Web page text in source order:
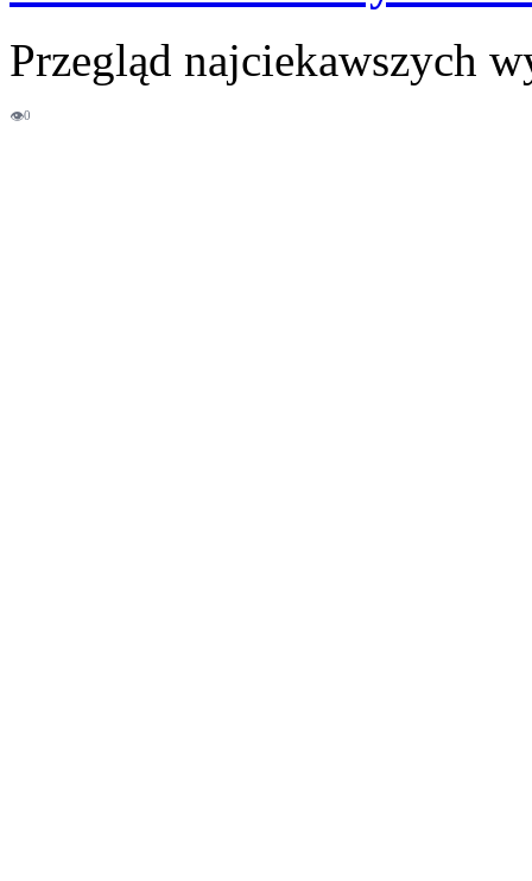
Przegląd najciekawszych
👁0